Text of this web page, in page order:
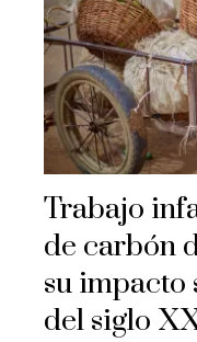
Trabajo
de carbón
su
del siglo